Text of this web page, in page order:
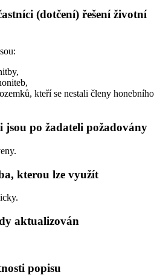
(dotčení) řešení životní
kteří se nestali členy honebního
jsou po žadateli požadovány
kterou lze využít
aktualizován
popisu